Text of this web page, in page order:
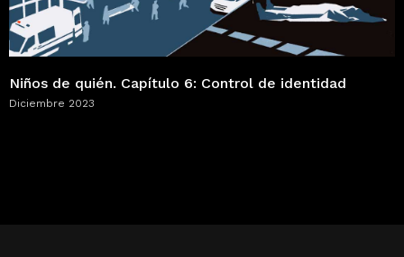
Niños de quién. Capítulo 6: Control de identidad
Diciembre 2023